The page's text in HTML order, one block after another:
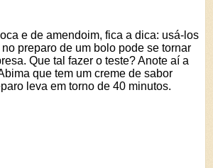
e de amendoim, fica a dica: usá-los
preparo de um bolo pode se tornar
Que tal fazer o teste? Anote aí a
que tem um creme de sabor
leva em torno de 40 minutos.